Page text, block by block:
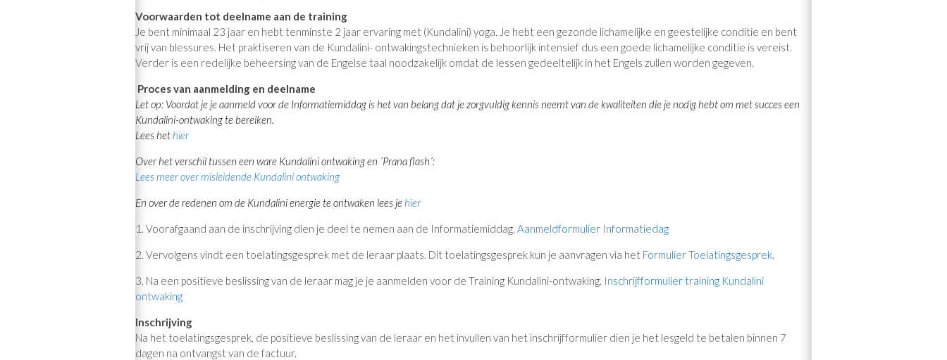
Voorwaarden tot deelname aan de training
Je bent minimaal 23 jaar en hebt tenminste 2 jaar ervaring met (Kundalini) yoga. Je hebt een gezonde lichamelijke en geestelijke conditie en bent
vrij van blessures. Het praktiseren van de Kundalini- ontwakingstechnieken is behoorlijk intensief dus een goede lichamelijke conditie is vereist.
Verder is een redelijke beheersing van de Engelse taal noodzakelijk omdat de lessen gedeeltelijk in het Engels zullen worden gegeven.
Proces van aanmelding en deelname
Let op: Voordat je je aanmeld voor de Informatiemiddag is het van belang dat je zorgvuldig kennis neemt van de kwaliteiten die je nodig hebt om met succes een
Kundalini-ontwaking te bereiken.
Lees het hier
Over het verschil tussen een ware Kundalini ontwaking en ´Prana flash´:
Lees meer over misleidende Kundalini ontwaking
En over de redenen om de Kundalini energie te ontwaken lees je hier
1. Voorafgaand aan de inschrijving dien je deel te nemen aan de Informatiemiddag. Aanmeldformulier Informatiedag
2. Vervolgens vindt een toelatingsgesprek met de leraar plaats. Dit toelatingsgesprek kun je aanvragen via het Formulier Toelatingsgesprek.
3. Na een positieve beslissing van de leraar mag je je aanmelden voor de Training Kundalini-ontwaking. Inschrijfformulier training Kundalini
ontwaking
Inschrijving
Na het toelatingsgesprek, de positieve beslissing van de leraar en het invullen van het inschrijfformulier dien je het lesgeld te betalen binnen 7
dagen na ontvangst van de factuur.